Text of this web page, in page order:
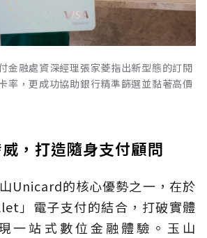
金融處資深經理張家菱指出新型態的訂閱
率，更成功協助銀行精準篩選並黏著高價
，打造隨身支付顧問
Unicard的核心優勢之一，在於
」電子支付的結合，打破實體
一站式數位金融體驗。玉山